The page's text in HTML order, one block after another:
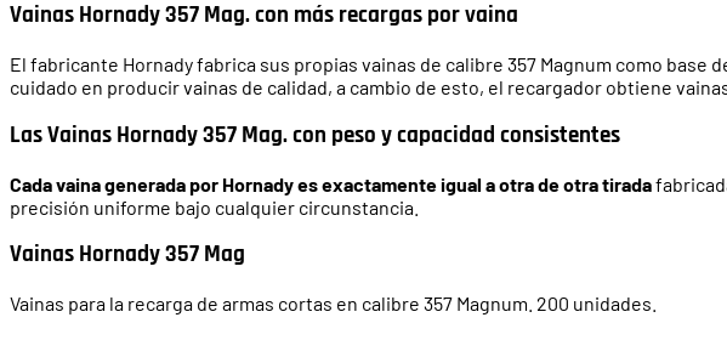
Vainas Hornady 357 Mag. con más recargas por vaina
El fabricante Hornady fabrica sus propias vainas de calibre 357 Magnum como
cuidado en producir vainas de calidad, a cambio de esto, el recargador obtiene
Las Vainas Hornady 357 Mag. con peso y capacidad consistentes
Cada vaina generada por Hornady es exactamente igual a otra de otra tirada
precisión uniforme bajo cualquier circunstancia.
Vainas Hornady 357 Mag
Vainas para la recarga de armas cortas en calibre 357 Magnum. 200 unidades.